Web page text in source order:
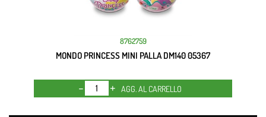
8762759
MONDO PRINCESS MINI PALLA DM140 05367
Quantità
AGG. AL CARRELLO